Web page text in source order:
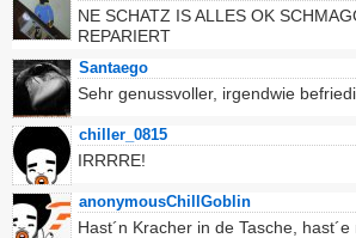
NE SCHATZ IS ALLES OK
REPARIERT
Santaego
Sehr genussvoller, irgendwie
chiller_0815
IRRRRE!
anonymousChillGoblin
Hast´n Kracher in de Tasche,